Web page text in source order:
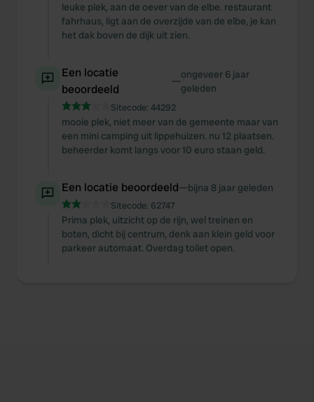
leuke plek, aan de oever van de elbe. restaurant
fahrhaus, ligt aan de overzijde van de elbe, je kan
het dak boven de dijk uit zien.
Een locatie
beoordeeld
—ongeveer 6 jaar
geleden
Sitecode: 44292
mooie plek, niet meer van de gemeente maar van
een mini camping uit lippehuizen. nu 12 plaatsen.
beheerder komt langs voor 10 euro staan geld.
Een locatie beoordeeld—bijna 8 jaar geleden
Sitecode: 62747
Prima plek, uitzicht op de rijn, wel treinen en
boten, dicht bij centrum, denk aan klein geld voor
parkeer automaat. Overdag toilet open.